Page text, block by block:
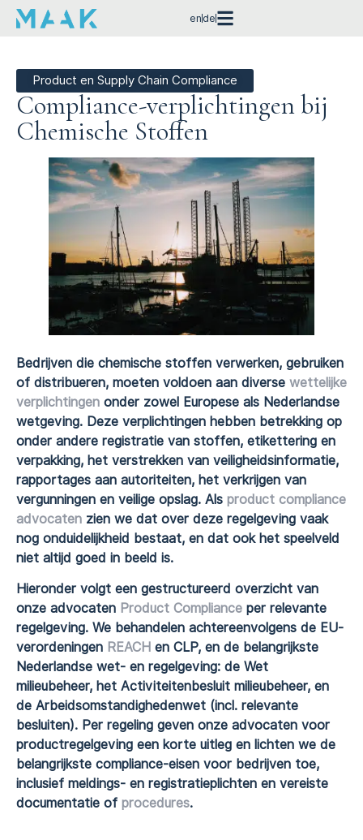
en de
Product en Supply Chain Compliance
Compliance-verplichtingen bij
Chemische Stoffen
Bedrijven die chemische stoffen verwerken, gebruiken
of distribueren, moeten voldoen aan diverse wettelijke
verplichtingen onder zowel Europese als Nederlandse
wetgeving. Deze verplichtingen hebben betrekking op
onder andere registratie van stoffen, etikettering en
verpakking, het verstrekken van veiligheidsinformatie,
rapportages aan autoriteiten, het verkrijgen van
vergunningen en veilige opslag. Als product compliance
advocaten zien we dat over deze regelgeving vaak
nog onduidelijkheid bestaat, en dat ook het speelveld
niet altijd goed in beeld is.
Hieronder volgt een gestructureerd overzicht van
onze advocaten Product Compliance per relevante
regelgeving. We behandelen achtereenvolgens de EU-
verordeningen REACH en CLP, en de belangrijkste
Nederlandse wet- en regelgeving: de Wet
milieubeheer, het Activiteitenbesluit milieubeheer, en
de Arbeidsomstandighedenwet (incl. relevante
besluiten). Per regeling geven onze advocaten voor
productregelgeving een korte uitleg en lichten we de
belangrijkste compliance-eisen voor bedrijven toe,
inclusief meldings- en registratieplichten en vereiste
documentatie of procedures.